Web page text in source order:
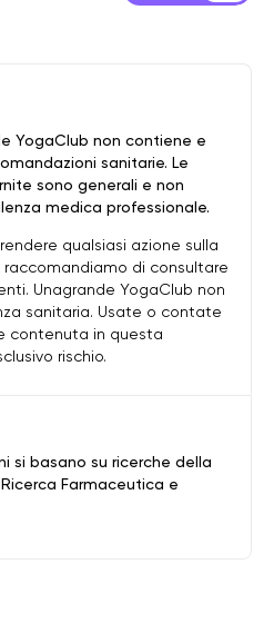
si basano su ricerche della
Farmaceutica e
YogaClub non contiene e
sanitarie. Le
sono generali e non
medica professionale.
qualsiasi azione sulla
di consultare
Unagrande YogaClub non
sanitaria. Usate o contate
contenuta in questa
rischio.